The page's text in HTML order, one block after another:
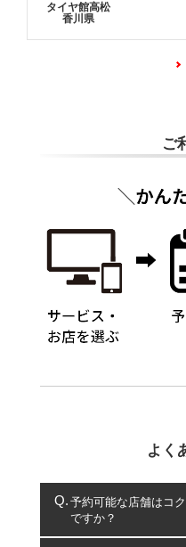
タイヤ館高松
香川県
ご
よく
予約可能な店舗はコ
ですか？